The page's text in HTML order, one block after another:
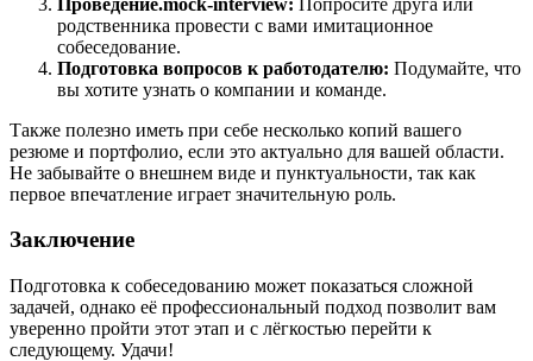
родственника провести с вами имитационное
собеседование.
Подготовка вопросов к работодателю: Подумайте, что
вы хотите узнать о компании и команде.
Также полезно иметь при себе несколько копий вашего
резюме и портфолио, если это актуально для вашей области.
Не забывайте о внешнем виде и пунктуальности, так как
первое впечатление играет значительную роль.
Заключение
Подготовка к собеседованию может показаться сложной
задачей, однако её профессиональный подход позволит вам
уверенно пройти этот этап и с лёгкостью перейти к
следующему. Удачи!